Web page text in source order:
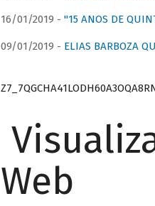
16/01/2019 - "15 ANOS DE
09/01/2019 - ELIAS BARBOZA
Web